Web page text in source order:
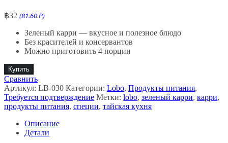
฿32 (81.60 ₽)
Зеленый карри — вкусное и полезное блюдо
Без красителей и консервантов
Можно приготовить 4 порции
Купить
Сравнить
Артикул: LB-030 Категории: Lobo, Продукты питания,
Требуется подтверждение Метки: lobo, зеленый карри, карри,
продукты питания, специи, тайская кухня
Описание
Детали